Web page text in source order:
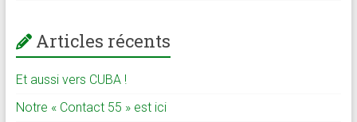
Articles récents
Et aussi vers CUBA !
Notre « Contact 55 » est ici